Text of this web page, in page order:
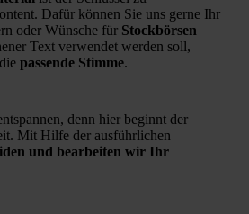
Dafür können Sie uns gerne Ihr
oder Wünsche für Stockbörsen
Text verwendet werden soll,
passende Stimme.
denn hier beginnt der
Mit Hilfe der ausführlichen
und bearbeiten wir Ihr